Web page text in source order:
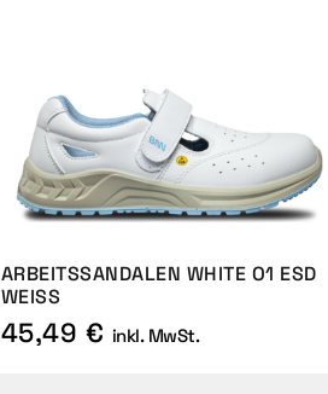
ARBEITSSANDALEN WHITE O1 ESD
WEISS
45,49 € inkl. MwSt.